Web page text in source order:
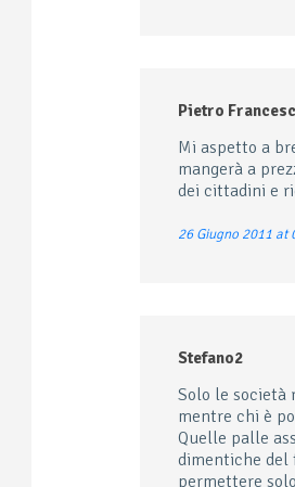
Pietro
Mi aspetto a
mangerà a
dei cittadini e
26 Giugno 2011 at
Stefano2
Solo le società
mentre chi è
Quelle palle
dimentiche del
permettere